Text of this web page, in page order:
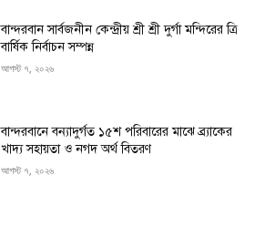
বান্দরবান সার্বজনীন কেন্দ্রীয় শ্রী শ্রী দুর্গা মন্দিরের ত্রি
বার্ষিক নির্বাচন সম্পন্ন
আগস্ট ৭, ২০২৬
বান্দরবানে বন্যাদুর্গত ১৫শ পরিবারের মাঝে ব্র্যাকের
খাদ্য সহায়তা ও নগদ অর্থ বিতরণ
আগস্ট ৭, ২০২৬